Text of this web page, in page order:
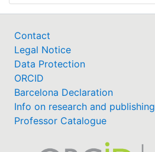
Contact
Legal Notice
Data Protection
ORCID
Barcelona Declaration
Info on research and publishing
Professor Catalogue